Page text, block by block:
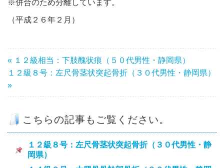
※併合のため分離しています。
（平成２６年２月）
« １２級相当：下肢醜状痕（５０代男性・静岡県）
１２級８号：左尺骨茎状突起骨折（３０代男性・静岡県）
»
こちらの記事もご覧ください。
１２級８号：左尺骨茎状突起骨折（３０代男性・静
岡県）